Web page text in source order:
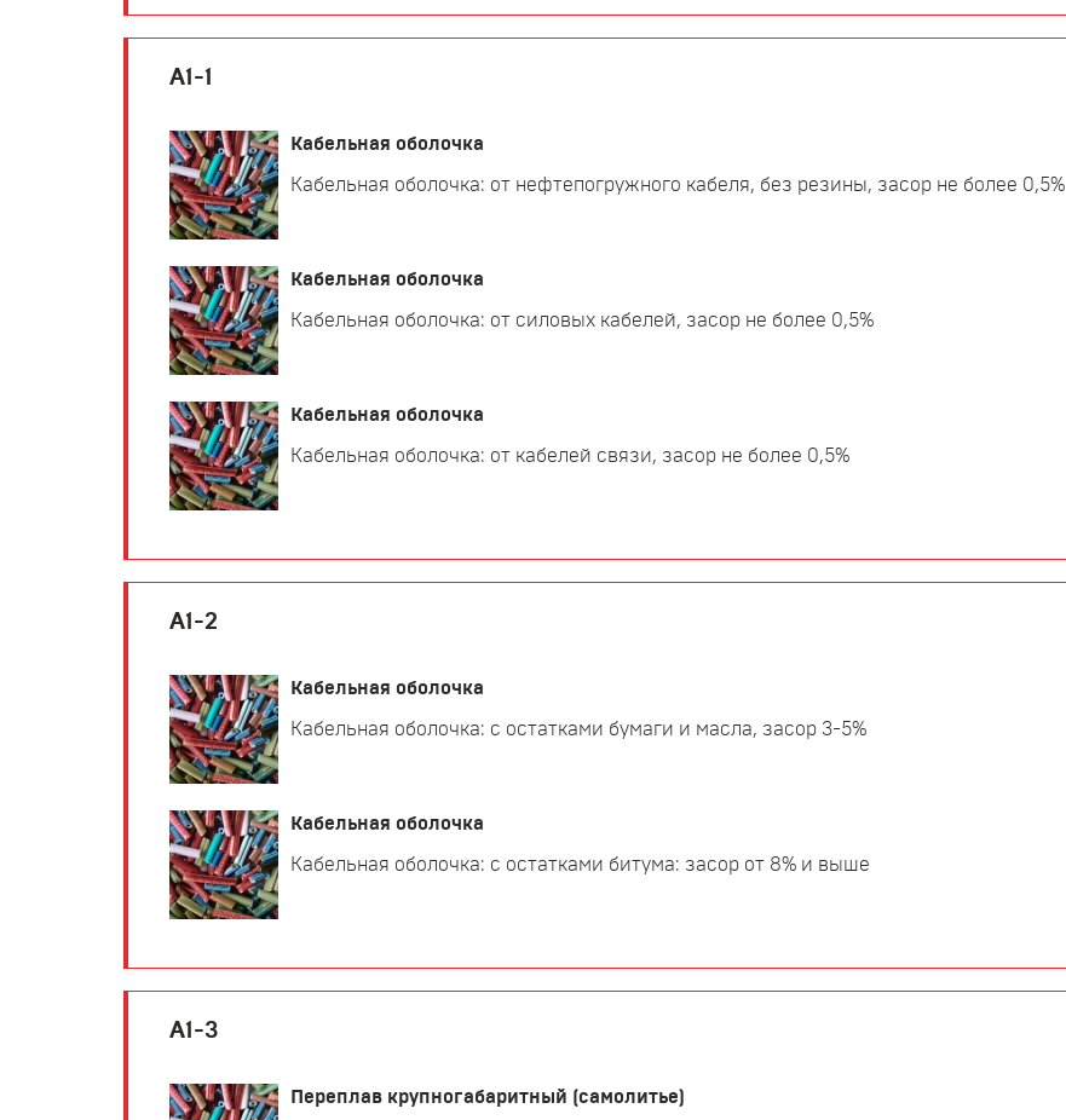
А1-1
Кабельная оболочка
Кабельная оболочка: от нефтепогружного кабеля, без резины, засор не более 0,5%
Кабельная оболочка
Кабельная оболочка: от силовых кабелей, засор не более 0,5%
Кабельная оболочка
Кабельная оболочка: от кабелей связи, засор не более 0,5%
А1-2
Кабельная оболочка
Кабельная оболочка: с остатками бумаги и масла, засор 3-5%
Кабельная оболочка
Кабельная оболочка: с остатками битума: засор от 8% и выше
А1-3
Переплав крупногабаритный (самолитье)